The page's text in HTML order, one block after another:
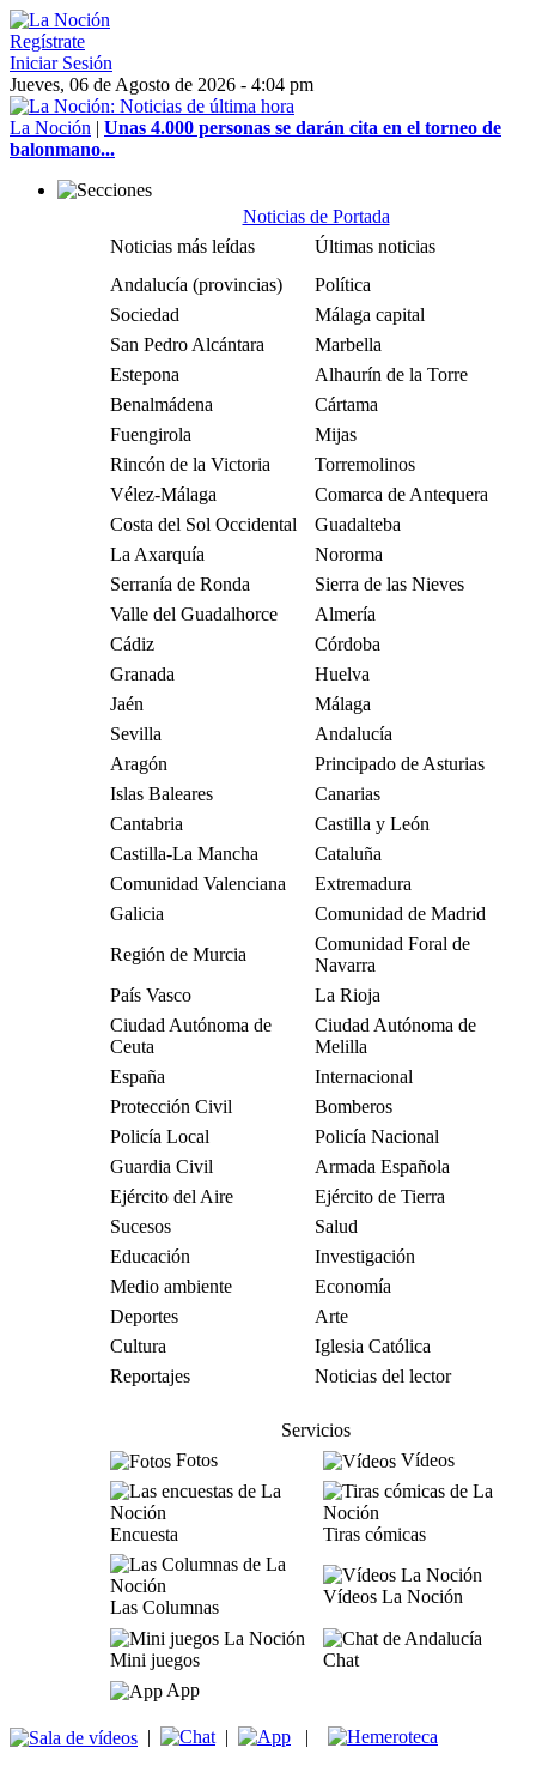
Regístrate
Iniciar Sesión
Jueves, 06 de Agosto de 2026 - 4:04 pm
La Noción | Unas 4.000 personas se darán cita en el torneo de
balonmano...
Noticias de Portada
Noticias más leídas
Últimas noticias
Andalucía (provincias)
Política
Sociedad
Málaga capital
San Pedro Alcántara
Marbella
Estepona
Alhaurín de la Torre
Benalmádena
Cártama
Fuengirola
Mijas
Rincón de la Victoria
Torremolinos
Vélez-Málaga
Comarca de Antequera
Costa del Sol Occidental
Guadalteba
La Axarquía
Nororma
Serranía de Ronda
Sierra de las Nieves
Valle del Guadalhorce
Almería
Cádiz
Córdoba
Granada
Huelva
Jaén
Málaga
Sevilla
Andalucía
Aragón
Principado de Asturias
Islas Baleares
Canarias
Cantabria
Castilla y León
Castilla-La Mancha
Cataluña
Comunidad Valenciana
Extremadura
Galicia
Comunidad de Madrid
Región de Murcia
Comunidad Foral de
Navarra
País Vasco
La Rioja
Ciudad Autónoma de
Ceuta
Ciudad Autónoma de
Melilla
España
Internacional
Protección Civil
Bomberos
Policía Local
Policía Nacional
Guardia Civil
Armada Española
Ejército del Aire
Ejército de Tierra
Sucesos
Salud
Educación
Investigación
Medio ambiente
Economía
Deportes
Arte
Cultura
Iglesia Católica
Reportajes
Noticias del lector
Servicios
Fotos
Vídeos
Encuesta Tiras cómicas
Las Columnas
Vídeos La Noción
Mini juegos
Chat
App
| | |